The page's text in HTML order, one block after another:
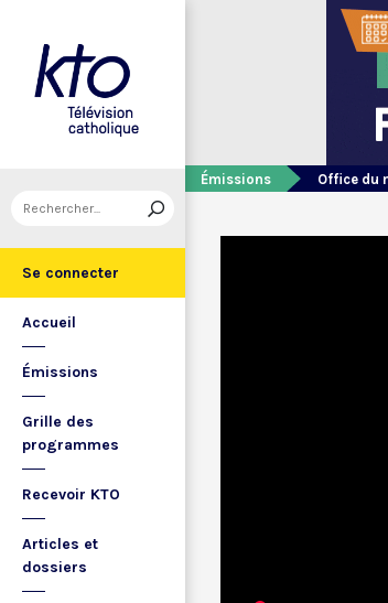
Se connecter
Accueil
Émissions
Grille des
programmes
Recevoir KTO
Articles et
dossiers
Émissions Office du